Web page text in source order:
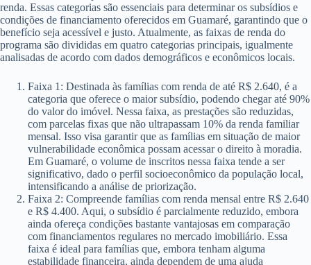
renda. Essas categorias são essenciais para determinar os subsídios e
condições de financiamento oferecidos em Guamaré, garantindo que o
benefício seja acessível e justo. Atualmente, as faixas de renda do
programa são divididas em quatro categorias principais, igualmente
analisadas de acordo com dados demográficos e econômicos locais.
Faixa 1: Destinada às famílias com renda de até R$ 2.640, é a
categoria que oferece o maior subsídio, podendo chegar até 90%
do valor do imóvel. Nessa faixa, as prestações são reduzidas,
com parcelas fixas que não ultrapassam 10% da renda familiar
mensal. Isso visa garantir que as famílias em situação de maior
vulnerabilidade econômica possam acessar o direito à moradia.
Em Guamaré, o volume de inscritos nessa faixa tende a ser
significativo, dado o perfil socioeconômico da população local,
intensificando a análise de priorização.
Faixa 2: Compreende famílias com renda mensal entre R$ 2.640
e R$ 4.400. Aqui, o subsídio é parcialmente reduzido, embora
ainda ofereça condições bastante vantajosas em comparação
com financiamentos regulares no mercado imobiliário. Essa
faixa é ideal para famílias que, embora tenham alguma
estabilidade financeira, ainda dependem de uma ajuda